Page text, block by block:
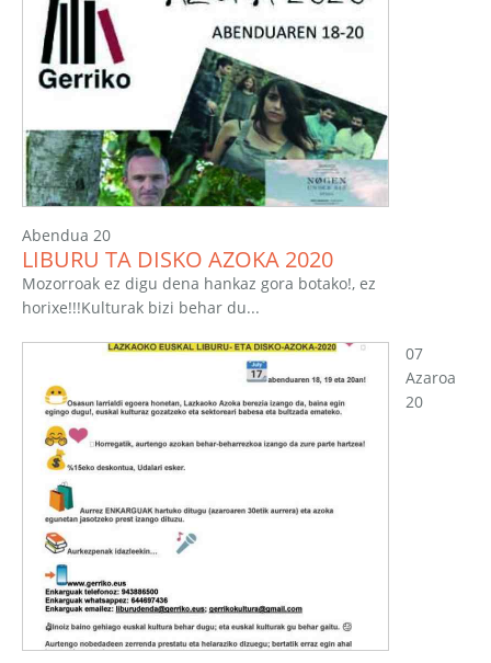
Abendua 20
LIBURU TA DISKO AZOKA 2020
Mozorroak ez digu dena hankaz gora botako!, ez
horixe!!!Kulturak bizi behar du...
07
Azaroa
20